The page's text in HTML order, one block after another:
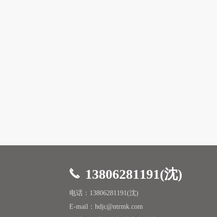
13806281191(沈)
电话：13806281191(沈)
E-mail：hdjc@ntrmk.com